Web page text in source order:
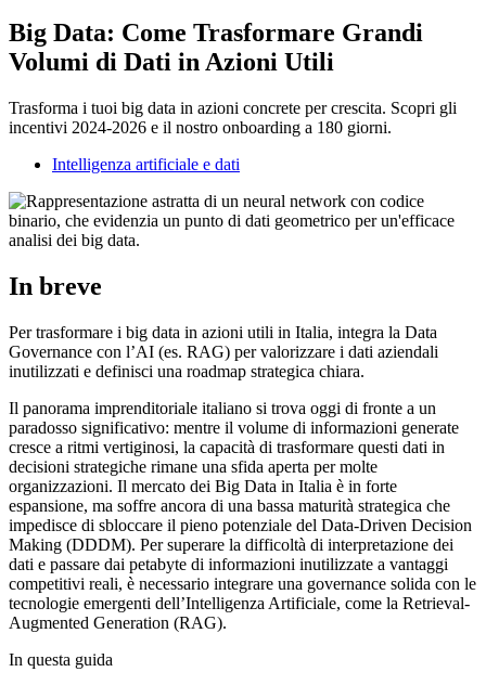
Big Data: Come Trasformare Grandi
Volumi di Dati in Azioni Utili
Trasforma i tuoi big data in azioni concrete per crescita. Scopri gli
incentivi 2024-2026 e il nostro onboarding a 180 giorni.
Intelligenza artificiale e dati
In breve
Per trasformare i big data in azioni utili in Italia, integra la Data
Governance con l’AI (es. RAG) per valorizzare i dati aziendali
inutilizzati e definisci una roadmap strategica chiara.
Il panorama imprenditoriale italiano si trova oggi di fronte a un
paradosso significativo: mentre il volume di informazioni generate
cresce a ritmi vertiginosi, la capacità di trasformare questi dati in
decisioni strategiche rimane una sfida aperta per molte
organizzazioni. Il mercato dei Big Data in Italia è in forte
espansione, ma soffre ancora di una bassa maturità strategica che
impedisce di sbloccare il pieno potenziale del Data-Driven Decision
Making (DDDM). Per superare la difficoltà di interpretazione dei
dati e passare dai petabyte di informazioni inutilizzate a vantaggi
competitivi reali, è necessario integrare una governance solida con le
tecnologie emergenti dell’Intelligenza Artificiale, come la Retrieval-
Augmented Generation (RAG).
In questa guida